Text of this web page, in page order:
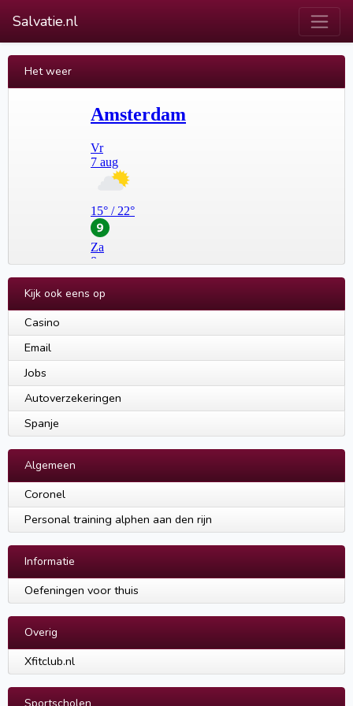
Salvatie.nl
Het weer
Kijk ook eens op
Casino
Email
Jobs
Autoverzekeringen
Spanje
Algemeen
Coronel
Personal training alphen aan den rijn
Informatie
Oefeningen voor thuis
Overig
Xfitclub.nl